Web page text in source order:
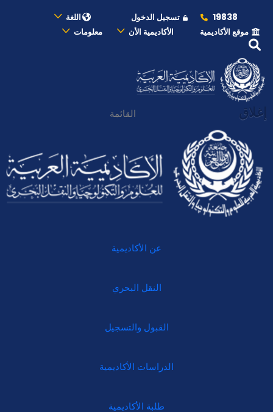
19838 تسجيل الدخول
اللغة
موقع الأكاديمية
الأكاديمية الأن معلومات
إغلاق القائمة
عن الأكاديمية
النقل البحري
القبول والتسجيل
الدراسات الأكاديمية
طلبة الأكاديمية